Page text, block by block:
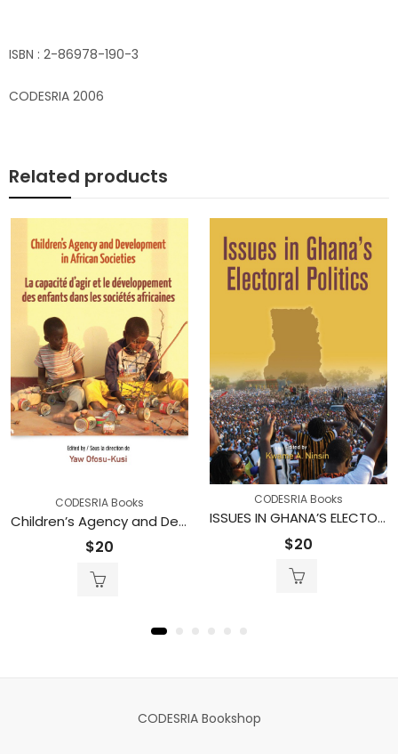
ISBN : 2-86978-190-3
CODESRIA 2006
Related products
CODESRIA Books
Children’s Agency and Development in African Societies / La capacité d’agir et le développement des enfants dans les sociétés africaines
$20
CODESRIA Books
ISSUES IN GHANA’S ELECTORAL POLITICS
$20
CODESRIA Bookshop